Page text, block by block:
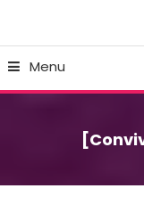
Menu